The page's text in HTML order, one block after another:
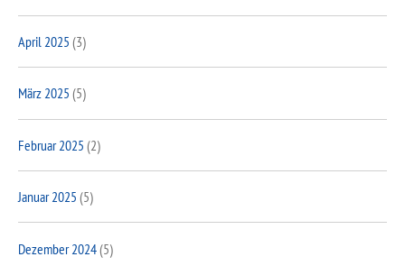
April 2025 (3)
März 2025 (5)
Februar 2025 (2)
Januar 2025 (5)
Dezember 2024(5)